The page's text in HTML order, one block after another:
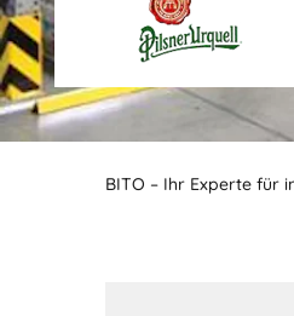
BITO – Ihr Experte für